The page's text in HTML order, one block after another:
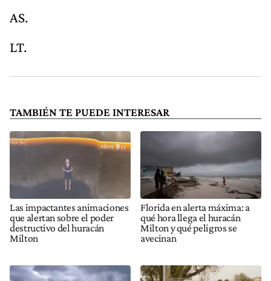
AS.
LT.
TAMBIÉN TE PUEDE INTERESAR
Las impactantes animaciones
que alertan sobre el poder
destructivo del huracán
Milton
Florida en alerta máxima: a
qué hora llega el huracán
Milton y qué peligros se
avecinan